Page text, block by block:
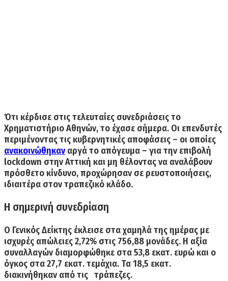
Ότι κέρδισε στις τελευταίες συνεδριάσεις το
Χρηματιστήριο Αθηνών, το έχασε σήμερα. Οι επενδυτές
περιμένοντας τις κυβερνητικές αποφάσεις – οι οποίες
ανακοινώθηκαναργά το απόγευμα – για την επιβολή
lockdown στην Αττική και μη θέλοντας να αναλάβουν
πρόσθετο κίνδυνο,προχώρησαν σε ρευστοποιήσεις,
ιδιαιτέρα στον τραπεζικό κλάδο.
Η σημερινή συνεδρίαση
Ο Γενικός Δείκτης έκλεισε στα χαμηλά της ημέρας με
ισχυρές απώλειες 2,72% στις 756,88 μονάδες. Η αξία
συναλλαγών διαμορφώθηκε στα 53,8 εκατ. ευρώ και ο
όγκος στα 27,7 εκατ. τεμάχια. Τα 18,5 εκατ.
διακινήθηκαν από τις τράπεζες.